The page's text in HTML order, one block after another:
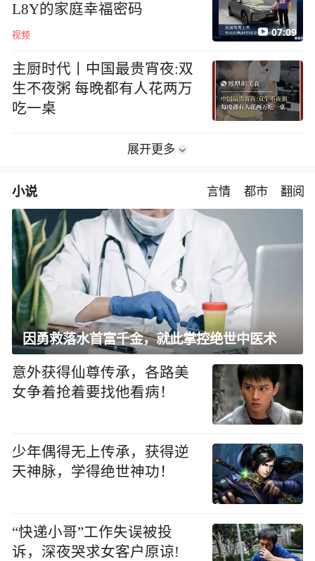
L8Y的家庭幸福密码
视频 07:09
主厨时代丨中国最贵宵夜:双
生不夜粥 每晚都有人花两万
吃一桌
展开更多
小说 言情 都市 翻阅
因勇救落水首富千金，就此掌控绝世中医术
意外获得仙尊传承，各路美
女争着抢着要找他看病！
少年偶得无上传承，获得逆
天神脉，学得绝世神功！
“快递小哥”工作失误被投
诉，深夜哭求女客户原谅!